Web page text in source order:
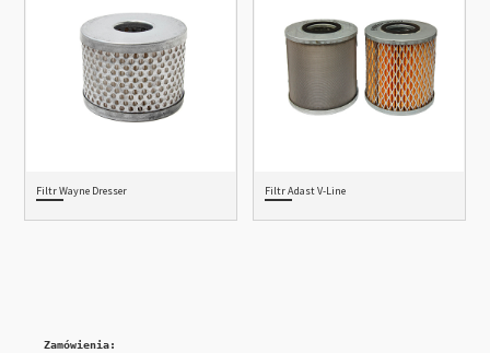
Filtr Wayne Dresser Filtr Adast V-Line
Zamówienia: